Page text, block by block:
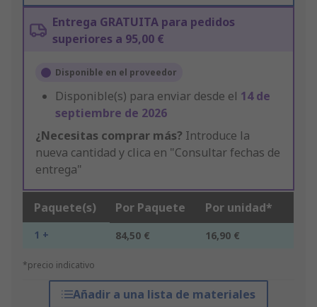
Entrega GRATUITA para pedidos
superiores a 95,00 €
Disponible en el proveedor
Disponible(s) para enviar desde el 14 de
septiembre de 2026
¿Necesitas comprar más? Introduce la
nueva cantidad y clica en "Consultar fechas de
entrega"
Paquete(s) Por Paquete Por unidad*
1 + 84,50 € 16,90 €
*precio indicativo
Añadir a una lista de materiales